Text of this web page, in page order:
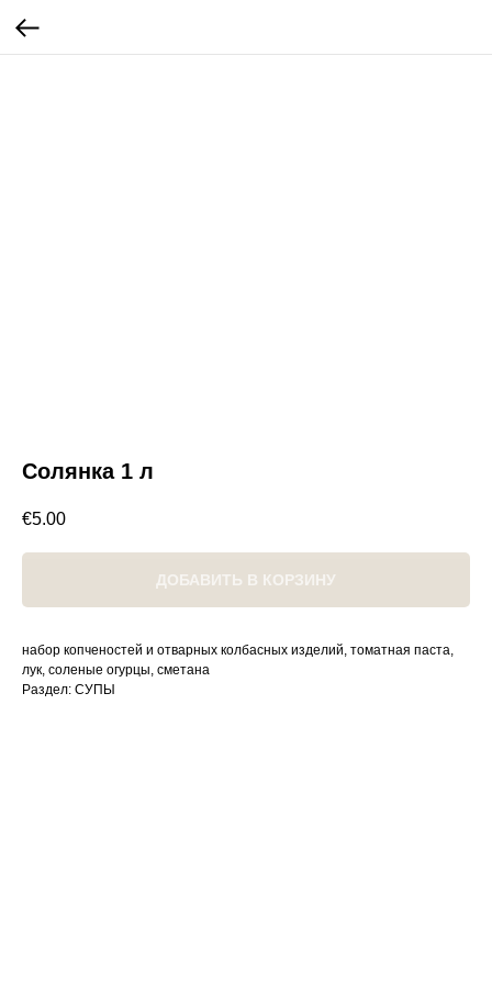
Солянка 1 л
€5.00
ДОБАВИТЬ В КОРЗИНУ
набор копченостей и отварных колбасных изделий, томатная паста,
лук, соленые огурцы, сметана
Раздел: СУПЫ